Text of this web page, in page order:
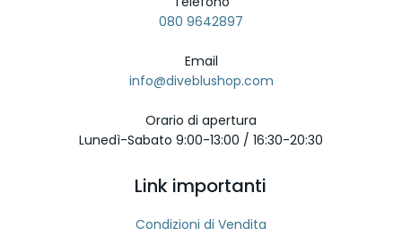
080 9642897
Email
info@diveblushop.com
Orario di apertura
Lunedì-Sabato 9:00-13:00 / 16:30-20:30
Link importanti
Condizioni di Vendita